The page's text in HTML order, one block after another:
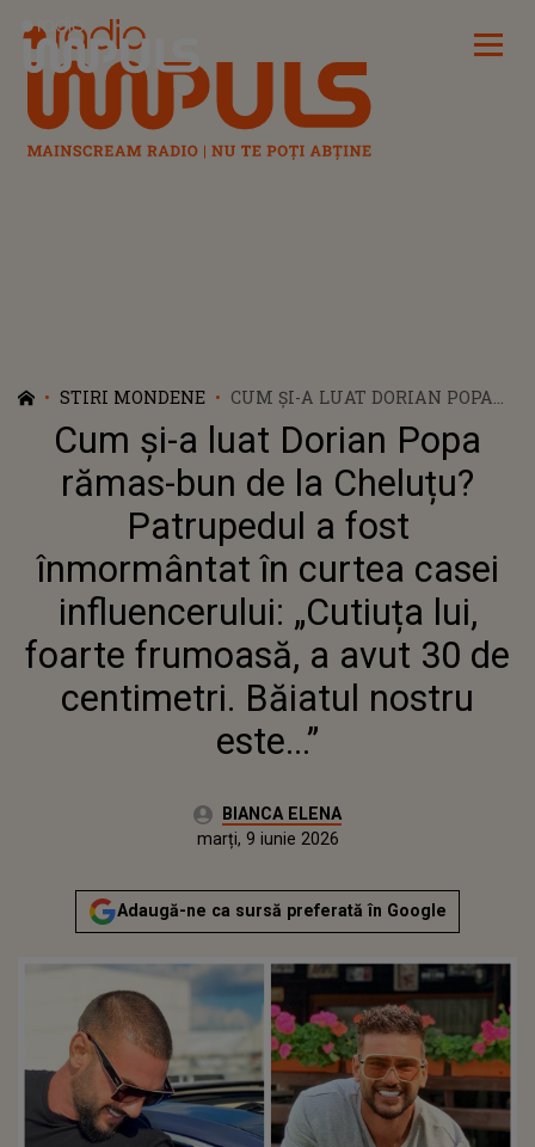
Radio Impuls
STIRI MONDENE
CUM ȘI-A LUAT DORIAN POPA
RĂMAS-BUN DE LA CHELUȚU?
PATRUPEDUL A FOST
ÎNMORMÂNTAT ÎN CURTEA
CASEI INFLUENCERULUI:
„CUTIUȚA LUI, FOARTE
CENTIMETRI. BĂIATUL NOSTRU
ESTE...”
Cum și-a luat Dorian Popa
rămas-bun de la Cheluțu?
Patrupedul a fost
înmormântat în curtea casei
influencerului: „Cutiuța lui,
foarte frumoasă, a avut 30 de
centimetri. Băiatul nostru
este...”
Autor:BIANCA ELENA
Publicat:
marți, 9 iunie 2026
Adaugă-ne ca sursă preferată în Google